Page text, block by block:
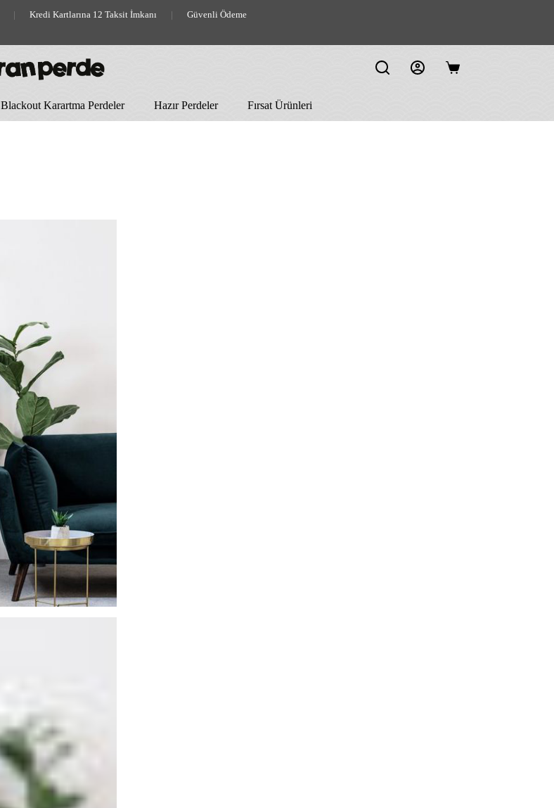
| Kredi Kartlarına 12 Taksit İmkanı | Güvenli Ödeme
Shopping
Blackout Karartma Perdeler Hazır Perdeler Fırsat Ürünleri